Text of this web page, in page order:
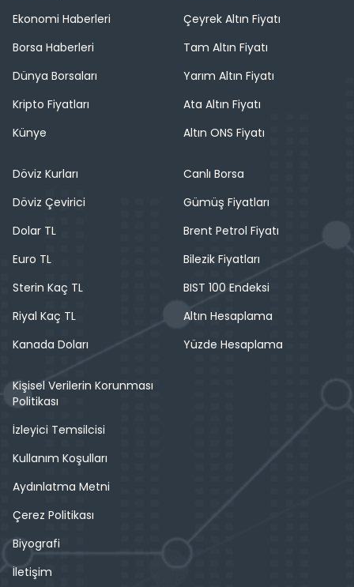
Ekonomi Haberleri
Borsa Haberleri
Dünya Borsaları
Kripto Fiyatları
Künye
Çeyrek Altın Fiyatı
Tam Altın Fiyatı
Yarım Altın Fiyatı
Ata Altın Fiyatı
Altın ONS Fiyatı
Döviz Kurları
Döviz Çevirici
Dolar TL
Euro TL
Sterin Kaç TL
Riyal Kaç TL
Kanada Doları
Canlı Borsa
Gümüş Fiyatları
Brent Petrol Fiyatı
Bilezik Fiyatları
BIST 100 Endeksi
Altın Hesaplama
Yüzde Hesaplama
Kişisel Verilerin Korunması
Politikası
İzleyici Temsilcisi
Kullanım Koşulları
Aydınlatma Metni
Çerez Politikası
Biyografi
İletişim